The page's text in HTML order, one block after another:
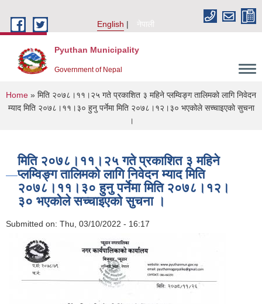
English
नेपाली
Pyuthan Municipality
Government of Nepal
You are here
Home » मिति २०७८।११।२५ गते प्रकाशित ३ महिने प्लम्विङ्ग तालिमको लागि निवेदन
म्याद मिति २०७८।११।३० हुनु पर्नेमा मिति २०७८।१२।३० भएकोले सच्चाइएकाे सुचना
।
मिति २०७८।११।२५ गते प्रकाशित ३ महिने
प्लम्विङ्ग तालिमको लागि निवेदन म्याद मिति
२०७८।११।३० हुनु पर्नेमा मिति २०७८।१२।
३० भएकोले सच्चाइएकाे सुचना ।
Submitted on: Thu, 03/10/2022 - 16:17